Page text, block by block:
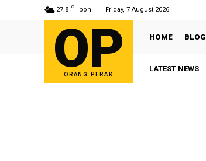
27.8 C Ipoh Friday, 7 August 2026
OP
ORANG PERAK
HOME BLOG
LATEST NEWS